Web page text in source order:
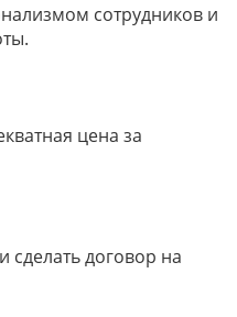
сотрудников и
цена за
договор на